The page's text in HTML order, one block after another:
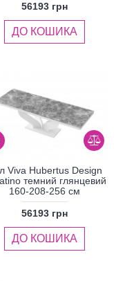
56193 грн
ДО КОШИКА
Viva Hubertus Design
темний глянцевий
160-208-256 см
56193 грн
ДО КОШИКА